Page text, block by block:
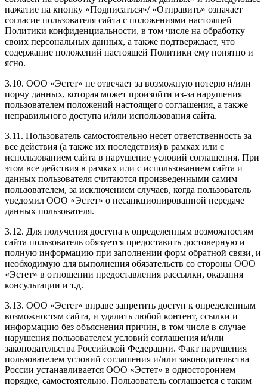
нажатие на кнопку «Подписаться»/ «Отправить» означает
согласие пользователя сайта с положениями настоящей
Политики конфиденциальности, в том числе на обработку
своих персональных данных, а также подтверждает, что
содержание положений настоящей Политики ему понятно и
ясно.
3.10. ООО «Эстет» не отвечает за возможную потерю и/или
порчу данных, которая может произойти из-за нарушения
пользователем положений настоящего соглашения, а также
неправильного доступа и/или использования сайта.
3.11. Пользователь самостоятельно несет ответственность за
все действия (а также их последствия) в рамках или с
использованием сайта в нарушение условий соглашения. При
этом все действия в рамках или с использованием сайта и
данных пользователя считаются произведенными самим
пользователем, за исключением случаев, когда пользователь
уведомил ООО «Эстет» о несанкционированной передаче
данных пользователя.
3.12. Для получения доступа к определенным возможностям
сайта пользователь обязуется предоставить достоверную и
полную информацию при заполнении форм обратной связи, и
необходимую для выполнения обязательств со стороны ООО
«Эстет» в отношении предоставления рассылки, оказания
консультации и т.д.
3.13. ООО «Эстет» вправе запретить доступ к определенным
возможностям сайта, и удалить любой контент, ссылки и
информацию без объяснения причин, в том числе в случае
нарушения пользователем условий соглашения и/или
законодательства Российской Федерации. Факт нарушения
пользователем условий соглашения и/или законодательства
России устанавливается ООО «Эстет» в одностороннем
порядке, самостоятельно. Пользователь соглашается с таким